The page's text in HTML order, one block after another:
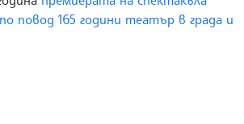
повод 165 години театър в града и